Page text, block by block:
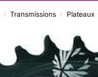
/ Transmissions / Plateaux